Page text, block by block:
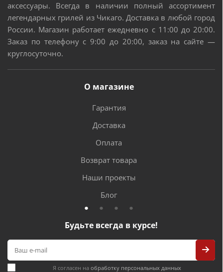
аксессуары. Всегда в наличии полный ассортимент
легендарных грилей из Чикаго. Доставка в любой город
России. Магазин работает ежедневно с 11:00 до 20:00.
Заказ по телефону с 9:00 до 20:00, заказ на сайте —
круглосуточно.
О магазине
Гарантия
Доставка
Оплата
Возврат товара
Наши проекты
Блог
Будьте всегда в курсе!
Я согласен на обработку персональных данных